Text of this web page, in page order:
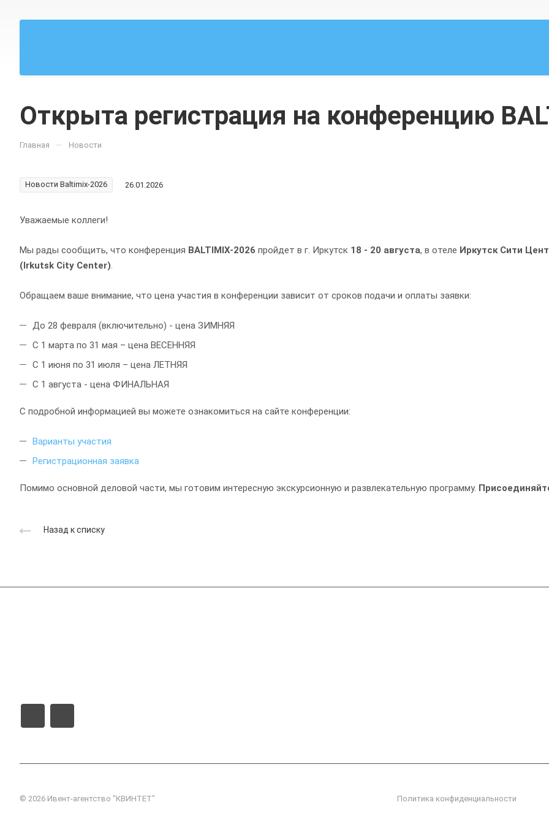
Открыта регистрация на конференцию
Главная — Новости
Новости Baltimix-2026 26.01.2026
Уважаемые коллеги!
Мы рады сообщить, что конференция BALTIMIX-2026 пройдет в г. Иркутск 18 - 20 августа, в отеле Иркутск Сити
(Irkutsk City Center).
Обращаем ваше внимание, что цена участия в конференции зависит от сроков подачи и оплаты заявки:
До 28 февраля (включительно) - цена ЗИМНЯЯ
С 1 марта по 31 мая – цена ВЕСЕННЯЯ
С 1 июня по 31 июля – цена ЛЕТНЯЯ
С 1 августа - цена ФИНАЛЬНАЯ
С подробной информацией вы можете ознакомиться на сайте конференции:
Варианты участия
Регистрационная заявка
Помимо основной деловой части, мы готовим интересную экскурсионную и развлекательную программу.
Назад к списку
© 2026 Ивент-агентство "КВИНТЕТ" Политика конфиденциальности